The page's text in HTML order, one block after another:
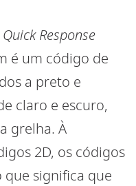
Quick Response
é um código de
a preto e
claro e escuro,
grelha. À
2D, os códigos
que significa que